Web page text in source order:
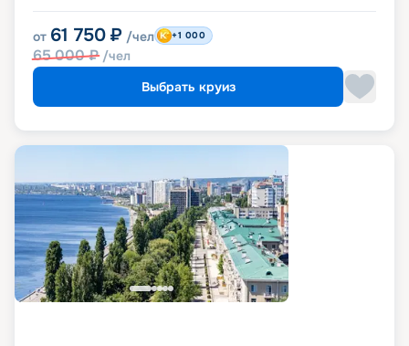
от 61 750 ₽ /чел
65 000₽ /чел
+1 000
Выбрать круиз